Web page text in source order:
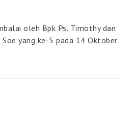
oleh Bpk Ps. Timothy dan
yang ke-5 pada 14 Oktober